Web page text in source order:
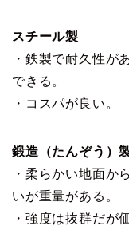
スチール製
・鉄製で耐久性が
できる。
・コスパが良い。
鍛造（たんぞう）
・柔らかい地面か
いが重量がある。
・強度は抜群だが